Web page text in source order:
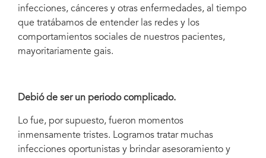
infecciones, cánceres y otras enfermedades, al tiempo
que tratábamos de entender las redes y los
comportamientos sociales de nuestros pacientes,
mayoritariamente gais.
Debió de ser un periodo complicado.
Lo fue, por supuesto, fueron momentos
inmensamente tristes. Logramos tratar muchas
infecciones oportunistas y brindar asesoramiento y